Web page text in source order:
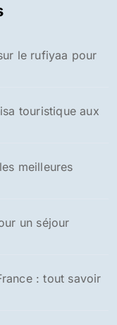
le rufiyaa pour
touristique aux
meilleures
un séjour
: tout savoir